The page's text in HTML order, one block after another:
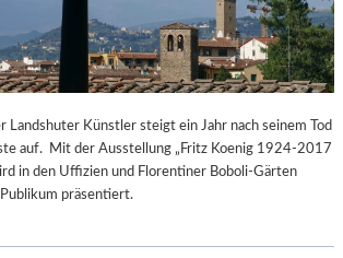
Landshuter Künstler steigt ein Jahr nach seinem Tod
auf. Mit der Ausstellung „Fritz Koenig 1924-2017
in den Uffizien und Florentiner Boboli-Gärten
präsentiert.